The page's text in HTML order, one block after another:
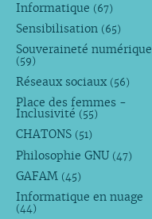
Informatique (67)
Sensibilisation (65)
Souveraineté numérique
(59)
Réseaux sociaux (56)
Place des femmes -
Inclusivité (55)
CHATONS (51)
Philosophie GNU (47)
GAFAM (45)
Informatique en nuage
(44)